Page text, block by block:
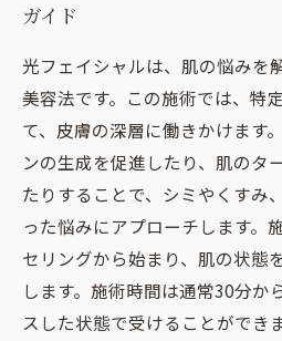
ガイド
光フェイシャルは、肌の悩みを
美容法です。この施術では、特
て、皮膚の深層に働きかけます
ンの生成を促進したり、肌のタ
たりすることで、シミやくすみ
った悩みにアプローチします。
セリングから始まり、肌の状態
します。施術時間は通常30分か
スした状態で受けることができ